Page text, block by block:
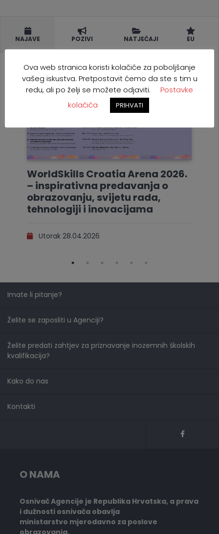
NAJAVE POZIVI NATJEČAJI EU
WorldSkills Croatia Arena 2026.
– inspirativna predavanja o
obrazovanju, svijetu rada,
tehnologiji i inovacijama
Utorak 28.04.2026
Imate li pitanje?
Želite se zaposliti u Agenciji?
Želite predati zahtjev za priznavanje inozemnih školskih
kvalifikacija?
Kako do nas
Kontakti
O NAMA
Osnivač Agencije je Republika Hrvatska, a prava
i dužnosti osnivača obavlja
ministarstvo mjerodavno za poslove
Ova web stranica koristi kolačiće za poboljšanje
vašeg iskustva. Pretpostavit ćemo da ste s tim u
redu, ali po želji se možete odjaviti.
Postavke
kolačića
PRIHVATI